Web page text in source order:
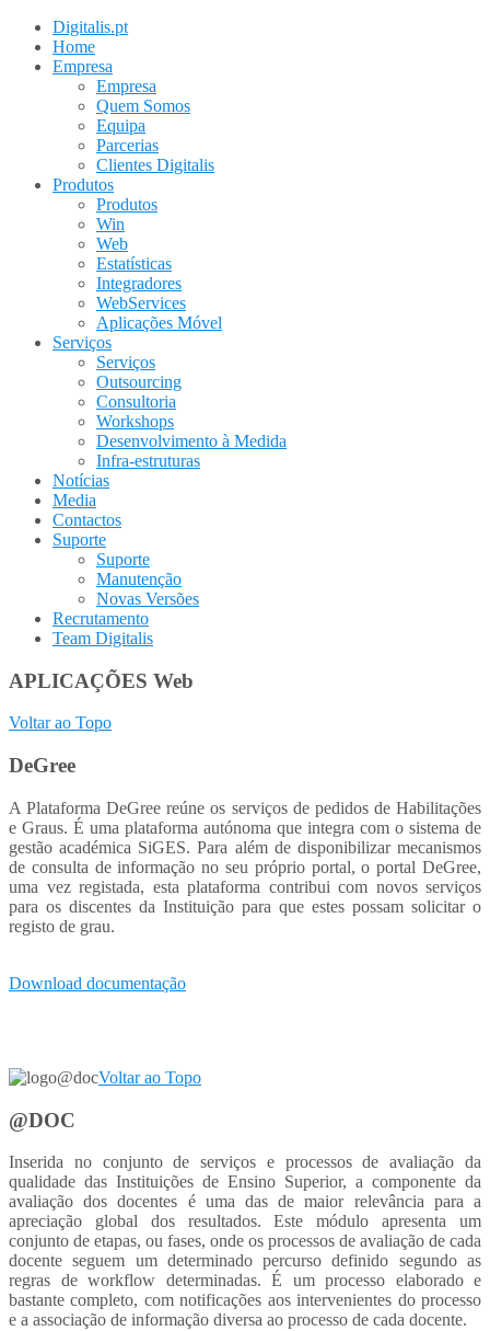
Digitalis.pt
Home
Empresa
Empresa
Quem Somos
Equipa
Parcerias
Clientes Digitalis
Produtos
Produtos
Win
Web
Estatísticas
Integradores
WebServices
Aplicações Móvel
Serviços
Serviços
Outsourcing
Consultoria
Workshops
Desenvolvimento à Medida
Infra-estruturas
Notícias
Media
Contactos
Suporte
Suporte
Manutenção
Novas Versões
Recrutamento
Team Digitalis
APLICAÇÕES Web
Voltar ao Topo
DeGree
A Plataforma DeGree reúne os serviços de pedidos de Habilitações
e Graus. É uma plataforma autónoma que integra com o sistema de
gestão académica SiGES. Para além de disponibilizar mecanismos
de consulta de informação no seu próprio portal, o portal DeGree,
uma vez registada, esta plataforma contribui com novos serviços
para os discentes da Instituição para que estes possam solicitar o
registo de grau.
Download documentação
Voltar ao Topo
@DOC
Inserida no conjunto de serviços e processos de avaliação da
qualidade das Instituições de Ensino Superior, a componente da
avaliação dos docentes é uma das de maior relevância para a
apreciação global dos resultados. Este módulo apresenta um
conjunto de etapas, ou fases, onde os processos de avaliação de cada
docente seguem um determinado percurso definido segundo as
regras de workflow determinadas. É um processo elaborado e
bastante completo, com notificações aos intervenientes do processo
e a associação de informação diversa ao processo de cada docente.